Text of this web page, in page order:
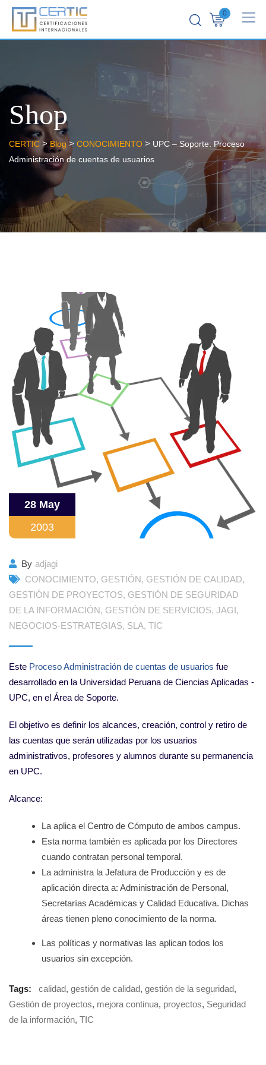
0
Shop
CERTIC >Blog > CONOCIMIENTO > UPC – Soporte: Proceso
Administración de cuentas de usuarios
28 May
2003
By adjagi
CONOCIMIENTO, GESTIÓN, GESTIÓN DE CALIDAD,
GESTIÓN DE PROYECTOS, GESTIÓN DE SEGURIDAD
DE LA INFORMACIÓN, GESTIÓN DE SERVICIOS, JAGI,
NEGOCIOS-ESTRATEGIAS, SLA, TIC
Este Proceso Administración de cuentas de usuarios fue
desarrollado en la Universidad Peruana de Ciencias Aplicadas -
UPC, en el Área de Soporte.
El objetivo es definir los alcances, creación, control y retiro de
las cuentas que serán utilizadas por los usuarios
administrativos, profesores y alumnos durante su permanencia
en UPC.
Alcance:
La aplica el Centro de Cómputo de ambos campus.
Esta norma también es aplicada por los Directores
cuando contratan personal temporal.
La administra la Jefatura de Producción y es de
aplicación directa a: Administración de Personal,
Secretarías Académicas y Calidad Educativa. Dichas
áreas tienen pleno conocimiento de la norma.
Las políticas y normativas las aplican todos los
usuarios sin excepción.
Tags: calidad, gestión de calidad, gestión de la seguridad,
Gestión de proyectos, mejora continua, proyectos, Seguridad
de la información, TIC